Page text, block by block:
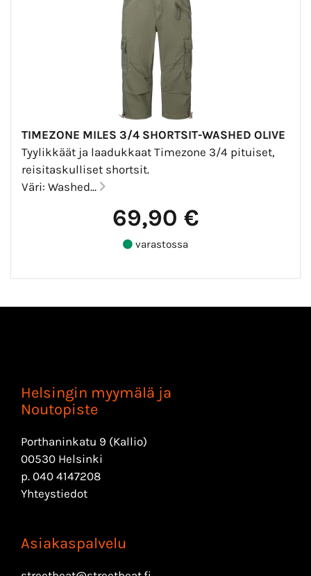
TIMEZONE MILES 3/4 SHORTSIT-WASHED OLIVE
Tyylikkäät ja laadukkaat Timezone 3/4 pituiset,
reisitaskulliset shortsit.
Väri: Washed...
69,90 €
varastossa
Helsingin myymälä ja
Noutopiste
Porthaninkatu 9 (Kallio)
00530 Helsinki
p. 040 4147208
Yhteystiedot
Asiakaspalvelu